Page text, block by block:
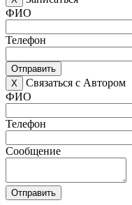
ФИО
Телефон
Отправить
X
Связаться с Автором
ФИО
Телефон
Сообщение
Отправить